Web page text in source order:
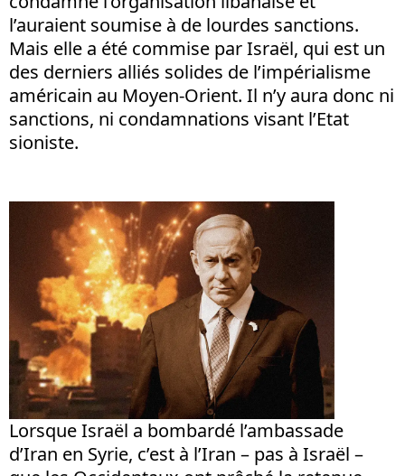
l’auraient soumise à de lourdes sanctions.
Mais elle a été commise par Israël, qui est un
des derniers alliés solides de l’impérialisme
américain au Moyen-Orient. Il n’y aura donc ni
sanctions, ni condamnations visant l’Etat
sioniste.
Lorsque Israël a bombardé l’ambassade
d’Iran en Syrie, c’est à l’Iran – pas à Israël –